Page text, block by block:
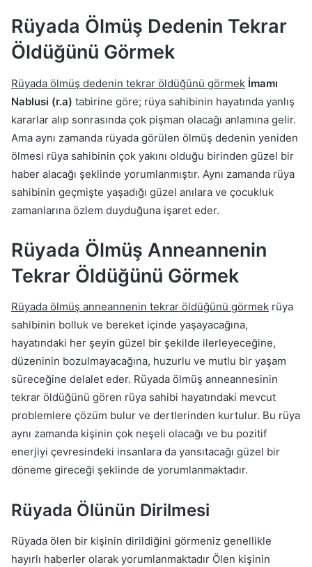
Rüyada Ölmüş Dedenin Tekrar
Öldüğünü Görmek
Rüyada ölmüş dedenin tekrar öldüğünü görmek İmamı
Nablusi (r.a) tabirine göre; rüya sahibinin hayatında yanlış
kararlar alıp sonrasında çok pişman olacağı anlamına gelir.
Ama aynı zamanda rüyada görülen ölmüş dedenin yeniden
ölmesi rüya sahibinin çok yakını olduğu birinden güzel bir
haber alacağı şeklinde yorumlanmıştır. Aynı zamanda rüya
sahibinin geçmişte yaşadığı güzel anılara ve çocukluk
zamanlarına özlem duyduğuna işaret eder.
Rüyada Ölmüş Anneannenin
Tekrar Öldüğünü Görmek
Rüyada ölmüş anneannenin tekrar öldüğünü görmek rüya
sahibinin bolluk ve bereket içinde yaşayacağına,
hayatındaki her şeyin güzel bir şekilde ilerleyeceğine,
düzeninin bozulmayacağına, huzurlu ve mutlu bir yaşam
süreceğine delalet eder. Rüyada ölmüş anneannesinin
tekrar öldüğünü gören rüya sahibi hayatındaki mevcut
problemlere çözüm bulur ve dertlerinden kurtulur. Bu rüya
aynı zamanda kişinin çok neşeli olacağı ve bu pozitif
enerjiyi çevresindeki insanlara da yansıtacağı güzel bir
döneme gireceği şeklinde de yorumlanmaktadır.
Rüyada Ölünün Dirilmesi
Rüyada ölen bir kişinin dirildiğini görmeniz genellikle
hayırlı haberler olarak yorumlanmaktadır Ölen kişinin